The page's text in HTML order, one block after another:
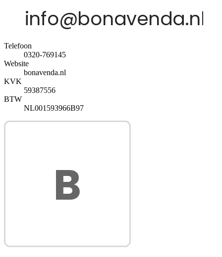
Telefoon
0320-769145
Website
bonavenda.nl
KVK
59387556
BTW
NL001593966B97